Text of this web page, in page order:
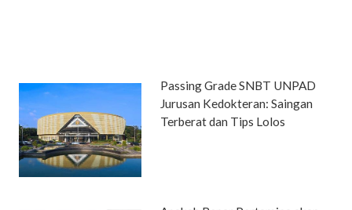
Passing Grade SNBT UNPAD
Jurusan Kedokteran: Saingan
Terberat dan Tips Lolos